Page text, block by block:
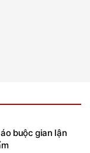
buộc gian lận